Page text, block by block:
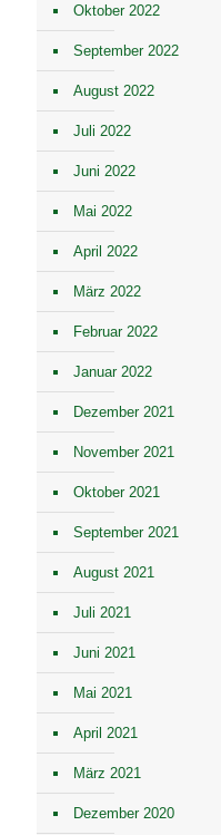
Oktober 2022
September 2022
August 2022
Juli 2022
Juni 2022
Mai 2022
April 2022
März 2022
Februar 2022
Januar 2022
Dezember 2021
November 2021
Oktober 2021
September 2021
August 2021
Juli 2021
Juni 2021
Mai 2021
April 2021
März 2021
Dezember 2020